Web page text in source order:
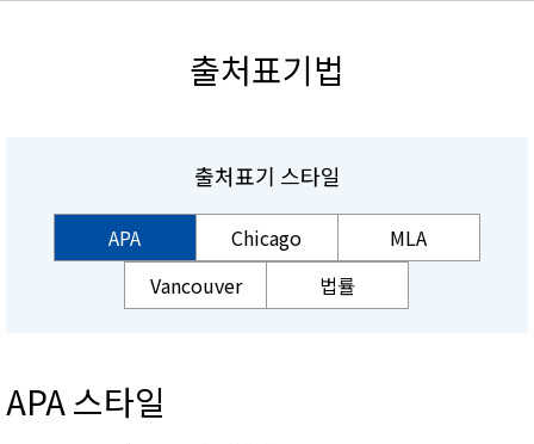
출처표기법
출처표기 스타일
APA Chicago
MLA
Vancouver
법률
APA 스타일